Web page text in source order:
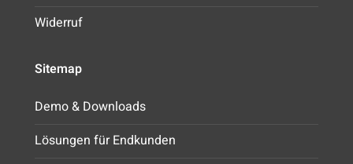
Widerruf
Sitemap
Demo & Downloads
Lösungen für Endkunden